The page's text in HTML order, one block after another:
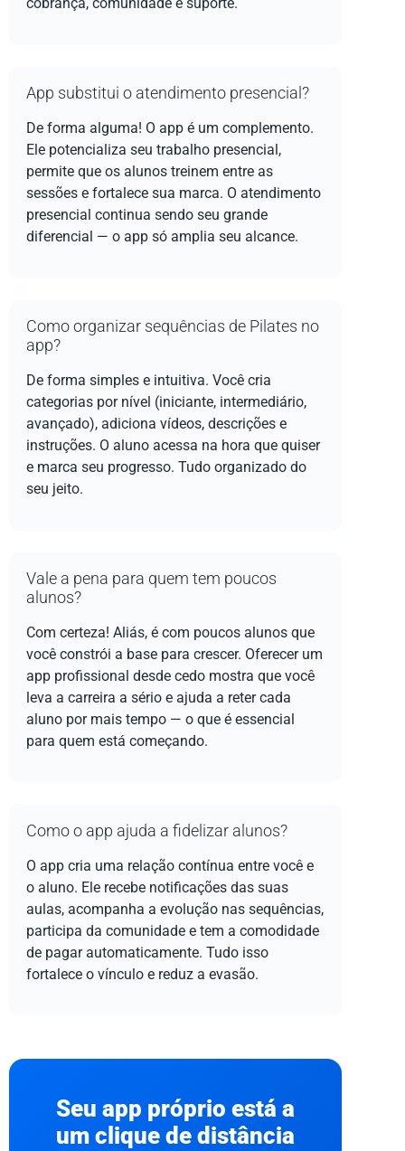
cobrança, comunidade e suporte.
App substitui o atendimento presencial?
De forma alguma! O app é um complemento.
Ele potencializa seu trabalho presencial,
permite que os alunos treinem entre as
sessões e fortalece sua marca. O atendimento
presencial continua sendo seu grande
diferencial — o app só amplia seu alcance.
Como organizar sequências de Pilates no
app?
De forma simples e intuitiva. Você cria
categorias por nível (iniciante, intermediário,
avançado), adiciona vídeos, descrições e
instruções. O aluno acessa na hora que quiser
e marca seu progresso. Tudo organizado do
seu jeito.
Vale a pena para quem tem poucos
alunos?
Com certeza! Aliás, é com poucos alunos que
você constrói a base para crescer. Oferecer um
app profissional desde cedo mostra que você
leva a carreira a sério e ajuda a reter cada
aluno por mais tempo — o que é essencial
para quem está começando.
Como o app ajuda a fidelizar alunos?
O app cria uma relação contínua entre você e
o aluno. Ele recebe notificações das suas
aulas, acompanha a evolução nas sequências,
participa da comunidade e tem a comodidade
de pagar automaticamente. Tudo isso
fortalece o vínculo e reduz a evasão.
Seu app próprio está a
um clique de distância